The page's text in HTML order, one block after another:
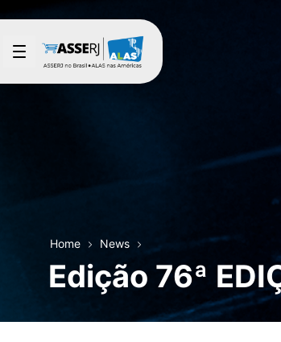
Skip to Main Content
Home News
Edição 76ª